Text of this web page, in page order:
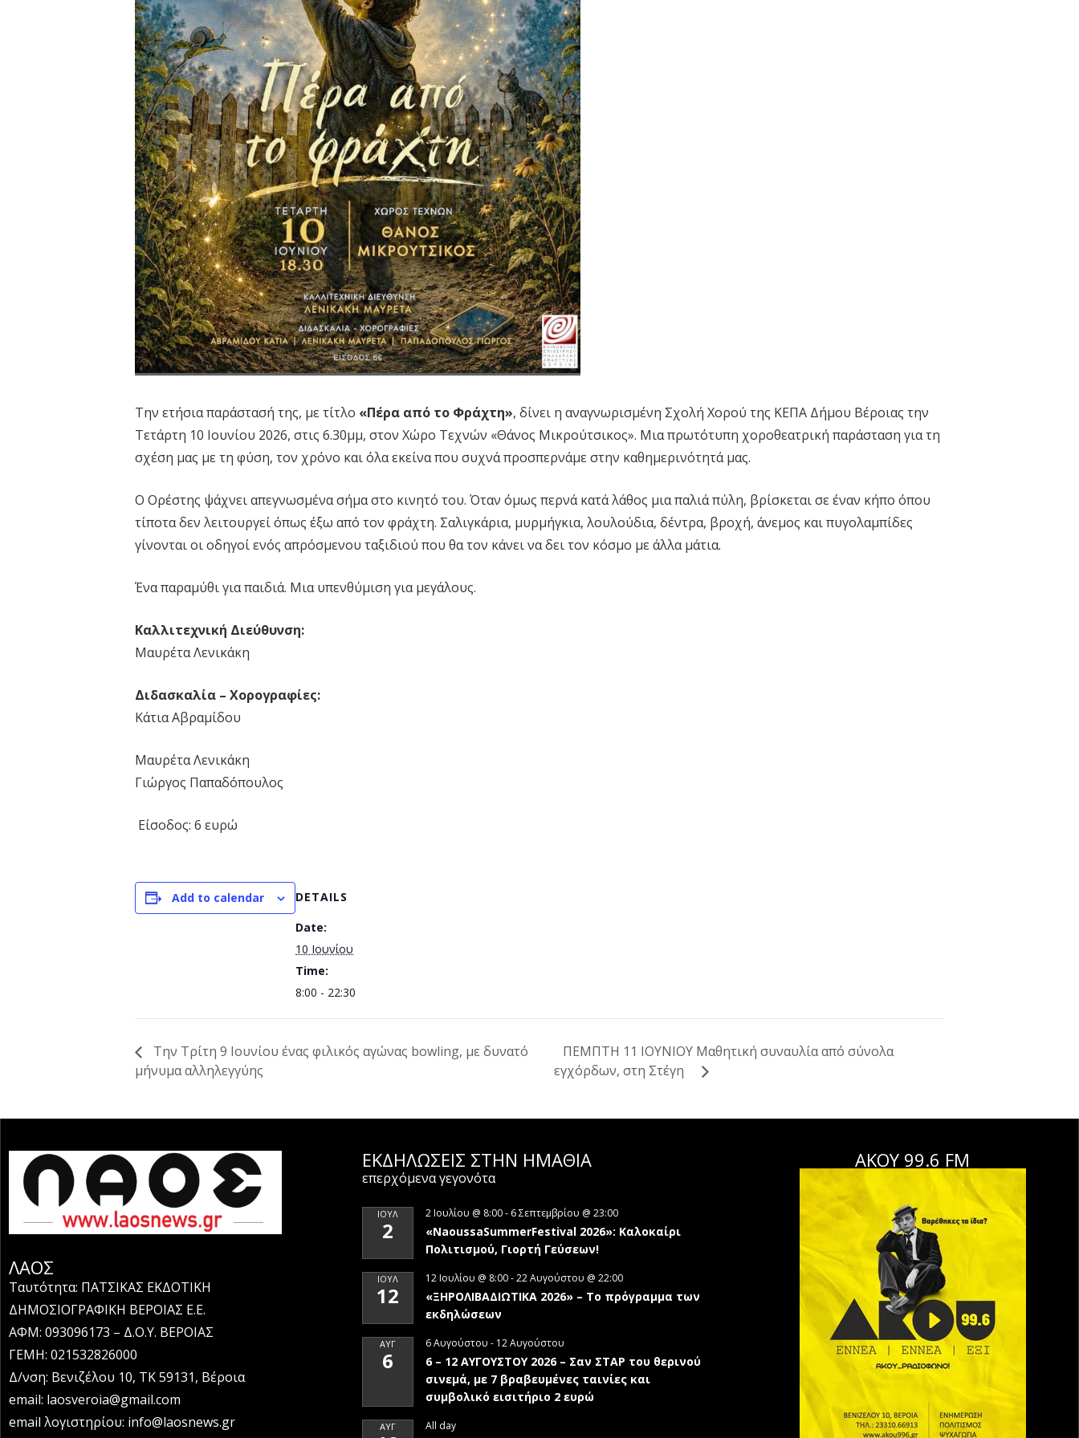
Tην ετήσια παράστασή της, με τίτλο «Πέρα από το Φράχτη», δίνει η αναγνωρισμένη Σχολή Χορού της ΚΕΠΑ Δήμου Βέροιας την
Τετάρτη 10 Ιουνίου 2026, στις 6.30μμ, στον Χώρο Τεχνών «Θάνος Μικρούτσικος». Μια πρωτότυπη χοροθεατρική παράσταση για τη
σχέση μας με τη φύση, τον χρόνο και όλα εκείνα που συχνά προσπερνάμε στην καθημερινότητά μας.
Ο Ορέστης ψάχνει απεγνωσμένα σήμα στο κινητό του. Όταν όμως περνά κατά λάθος μια παλιά πύλη, βρίσκεται σε έναν κήπο όπου
τίποτα δεν λειτουργεί όπως έξω από τον φράχτη. Σαλιγκάρια, μυρμήγκια, λουλούδια, δέντρα, βροχή, άνεμος και πυγολαμπίδες
γίνονται οι οδηγοί ενός απρόσμενου ταξιδιού που θα τον κάνει να δει τον κόσμο με άλλα μάτια.
Ένα παραμύθι για παιδιά. Μια υπενθύμιση για μεγάλους.
Καλλιτεχνική Διεύθυνση:
Μαυρέτα Λενικάκη
Διδασκαλία – Χορογραφίες:
Κάτια Αβραμίδου
Μαυρέτα Λενικάκη
Γιώργος Παπαδόπουλος
Είσοδος: 6 ευρώ
Add to calendar
DETAILS
Date:
10 Ιουνίου
Time:
8:00 - 22:30
Την Τρίτη 9 Ιουνίου ένας φιλικός αγώνας bowling, με δυνατό
μήνυμα αλληλεγγύης
ΠΕΜΠΤΗ 11 ΙΟΥΝΙΟΥ Μαθητική συναυλία από σύνολα
εγχόρδων, στη Στέγη
ΛΑΟΣ
Ταυτότητα: ΠΑΤΣΙΚΑΣ ΕΚΔΟΤΙΚΗ
ΔΗΜΟΣΙΟΓΡΑΦΙΚΗ ΒΕΡΟΙΑΣ Ε.Ε.
ΑΦΜ: 093096173 – Δ.Ο.Υ. ΒΕΡΟΙΑΣ
ΓΕΜΗ: 021532826000
Δ/νση: Βενιζέλου 10, ΤΚ 59131, Βέροια
email: laosveroia@gmail.com
email λογιστηρίου: info@laosnews.gr
ΕΚΔΗΛΩΣΕΙΣ ΣΤΗΝ ΗΜΑΘΊΑ
επερχόμενα γεγονότα
ΙΟΎΛ
2
2 Ιουλίου @ 8:00- 6 Σεπτεμβρίου @ 23:00
«NaoussaSummerFestival 2026»: Καλοκαίρι
Πολιτισμού, Γιορτή Γεύσεων!
ΙΟΎΛ
12
12 Ιουλίου @ 8:00-22 Αυγούστου @ 22:00
«ΞΗΡΟΛΙΒΑΔΙΩΤΙΚΑ 2026» – To πρόγραμμα των
εκδηλώσεων
ΑΥΓ
6
6 Αυγούστου - 12 Αυγούστου
6 – 12 ΑΥΓΟΥΣΤΟΥ 2026 – Σαν ΣΤΑΡ του θερινού
σινεμά, με 7 βραβευμένες ταινίες και
συμβολικό εισιτήριο 2 ευρώ
ΑΥΓ All day
ΑΚΟΥ 99.6 FM